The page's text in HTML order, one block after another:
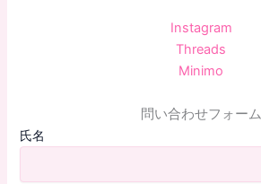
Instagram
Threads
Minimo
問い合わせフォーム
氏名